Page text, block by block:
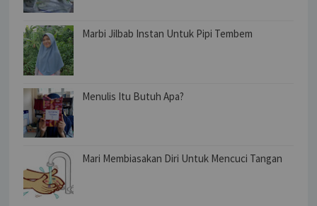
Marbi Jilbab Instan Untuk Pipi Tembem
Menulis Itu Butuh Apa?
Mari Membiasakan Diri Untuk Mencuci Tangan